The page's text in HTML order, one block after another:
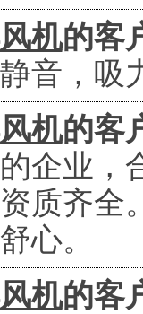
机的客
音，吸
机的客
企业，
质齐全
心。
机的客